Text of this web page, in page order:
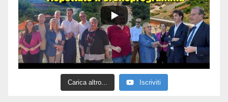
Carica altro... Iscriviti